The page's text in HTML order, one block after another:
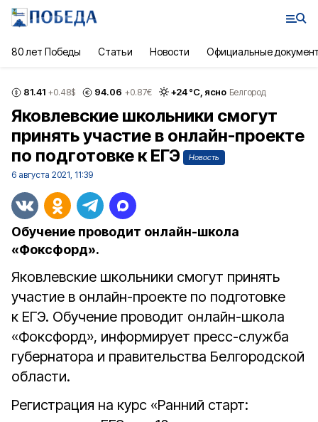
80 лет Победы Статьи Новости Официальные
81.41 +0.48$ 94.06 +0.87€ +24°С, ясно Белгород
Яковлевские школьники смогут
принять участие в онлайн-проекте
по подготовке к ЕГЭ
Новость
6 августа 2021, 11:39
Обучение проводит онлайн-школа
«Фоксфорд».
Яковлевские школьники смогут принять
участие в онлайн-проекте по подготовке
к ЕГЭ. Обучение проводит онлайн-школа
«Фоксфорд», информирует пресс-служба
губернатора и правительства Белгородской
области.
Регистрация на курс «Ранний старт: